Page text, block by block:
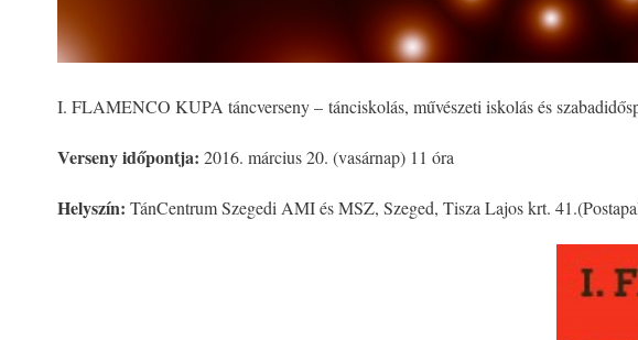
I. FLAMENCO KUPA táncverseny – tánciskolás, művészeti iskolás és
Verseny időpontja: 2016. március 20. (vasárnap) 11 óra
Helyszín: TánCentrum Szegedi AMI és MSZ, Szeged, Tisza Lajos krt.